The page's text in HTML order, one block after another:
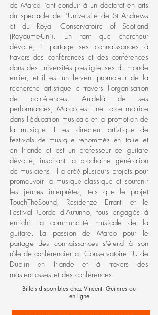
de Marco l’ont conduit à un doctorat en arts
du spectacle de l’Université de St Andrews
et du Royal Conservatoire of Scotland
(Royaume-Uni). En tant que chercheur
dévoué, il partage ses connaissances à
travers des conférences et des conférences
dans des universités prestigieuses du monde
entier, et il est un fervent promoteur de la
recherche artistique à travers l'organisation
de conférences. Au-delà de ses
performances, Marco est une force motrice
dans l'éducation musicale et la promotion de
la musique. Il est directeur artistique de
festivals de musique renommés en Italie et
en Irlande et est un professeur de guitare
dévoué, inspirant la prochaine génération
de musiciens. Il a créé plusieurs projets pour
promouvoir la musique classique et soutenir
les jeunes interprètes, tels que le projet
TouchTheSound, Residenze Erranti et le
Festival Corde d'Autunno, tous engagés à
enrichir la communauté musicale de la
guitare. La passion de Marco pour le
partage des connaissances s'étend à son
rôle de conférencier au Conservatoire TU de
Dublin en Irlande et à travers des
masterclasses et des conférences.
Billets disponibles chez Vincenti Guitares ou
en ligne